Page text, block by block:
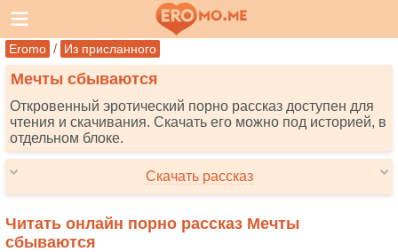
Eromo / Из присланного
Мечты сбываются
Откровенный эротический порно рассказ доступен для
чтения и скачивания. Скачать его можно под историей, в
отдельном блоке.
Скачать рассказ
Читать онлайн порно рассказ Мечты
сбываются